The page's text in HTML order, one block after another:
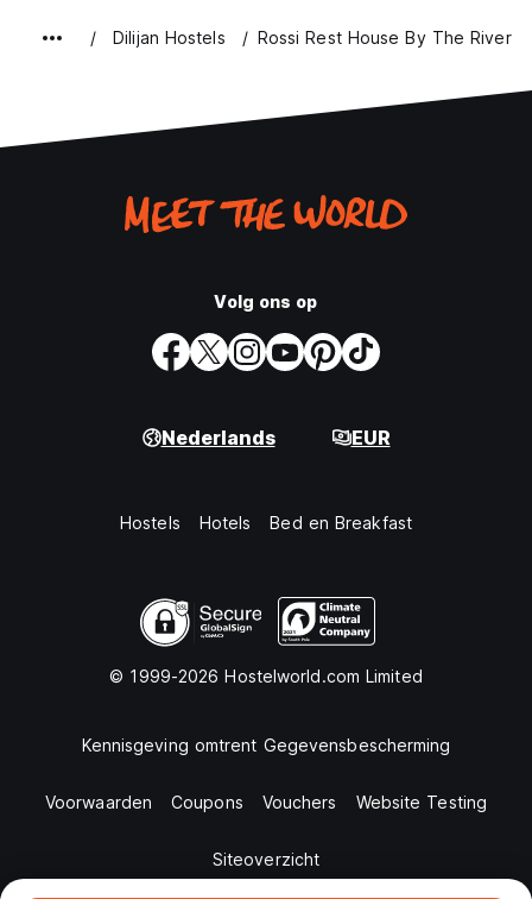
Dilijan Hostels Rossi Rest House By The River
Volg ons op
Nederlands EUR
Hostels Hotels Bed en Breakfast
© 1999-2026 Hostelworld.com Limited
Kennisgeving omtrent Gegevensbescherming
Voorwaarden Coupons Vouchers Website Testing
Siteoverzicht